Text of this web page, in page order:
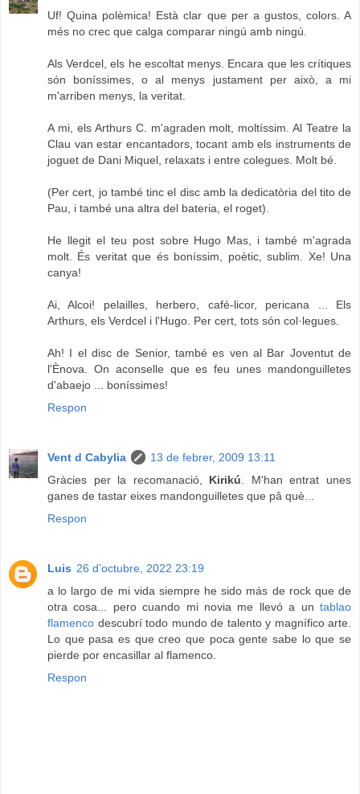
Uf! Quina polèmica! Està clar que per a gustos, colors. A
més no crec que calga comparar ningú amb ningú.
Als Verdcel, els he escoltat menys. Encara que les crítiques
són boníssimes, o al menys justament per això, a mi
m'arriben menys, la veritat.
A mi, els Arthurs C. m'agraden molt, moltíssim. Al Teatre la
Clau van estar encantadors, tocant amb els instruments de
joguet de Dani Miquel, relaxats i entre colegues. Molt bé.
(Per cert, jo també tinc el disc amb la dedicatòria del tito de
Pau, i també una altra del bateria, el roget).
He llegit el teu post sobre Hugo Mas, i també m'agrada
molt. És veritat que és boníssim, poètic, sublim. Xe! Una
canya!
Ai, Alcoi! pelailles, herbero, café-licor, pericana ... Els
Arthurs, els Verdcel i l'Hugo. Per cert, tots són col·legues.
Ah! I el disc de Senior, també es ven al Bar Joventut de
l'Ènova. On aconselle que es feu unes mandonguilletes
d'abaejo ... boníssimes!
Respon
Vent d Cabylia
13 de febrer, 2009 13:11
Gràcies per la recomanació, Kirikú . M'han entrat unes
ganes de tastar eixes mandonguilletes que pâ què...
Respon
Luis 26 d’octubre, 2022 23:19
a lo largo de mi vida siempre he sido más de rock que de
otra cosa... pero cuando mi novia me llevó a un tablao
flamenco descubrí todo mundo de talento y magnífico arte.
Lo que pasa es que creo que poca gente sabe lo que se
pierde por encasillar al flamenco.
Respon